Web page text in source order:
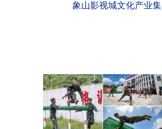
象山影视城文化产业